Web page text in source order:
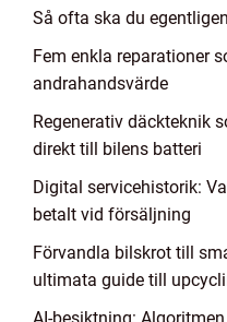
Så ofta ska du
Fem enkla reparationer
andrahandsvärde
Regenerativ däckteknik
direkt till bilens batteri
Digital servicehistorik:
betalt vid försäljning
Förvandla bilskrot till
ultimata guide till